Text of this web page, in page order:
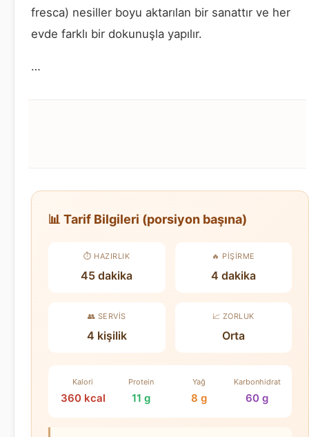
fresca) nesiller boyu aktarılan bir sanattır ve her
evde farklı bir dokunuşla yapılır.
…
📊 Tarif Bilgileri (porsiyon başına)
⏱️ HAZIRLIK
45 dakika
🔥 PIŞIRME
4 dakika
👥 SERVIS
4 kişilik
📈 ZORLUK
Orta
Kalori
360 kcal
Protein
11 g
Yağ
8 g
Karbonhidrat
60 g